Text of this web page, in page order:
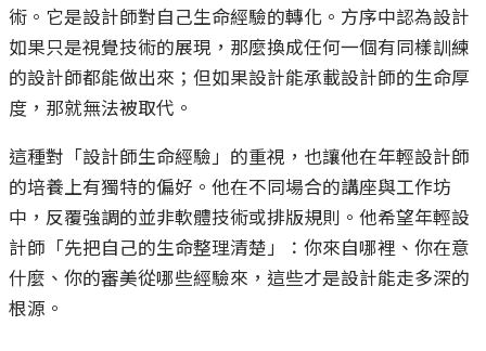
術。它是設計師對自己生命經驗的轉化。方序中認為設計
如果只是視覺技術的展現，那麼換成任何一個有同樣訓練
的設計師都能做出來；但如果設計能承載設計師的生命厚
度，那就無法被取代。
這種對「設計師生命經驗」的重視，也讓他在年輕設計師
的培養上有獨特的偏好。他在不同場合的講座與工作坊
中，反覆強調的並非軟體技術或排版規則。他希望年輕設
計師「先把自己的生命整理清楚」：你來自哪裡、你在意
什麼、你的審美從哪些經驗來，這些才是設計能走多深的
根源。